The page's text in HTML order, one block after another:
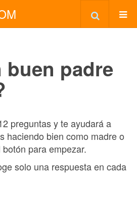
buen padre
preguntas y te ayudará a
haciendo bien como madre o
para empezar.
solo una respuesta en cada